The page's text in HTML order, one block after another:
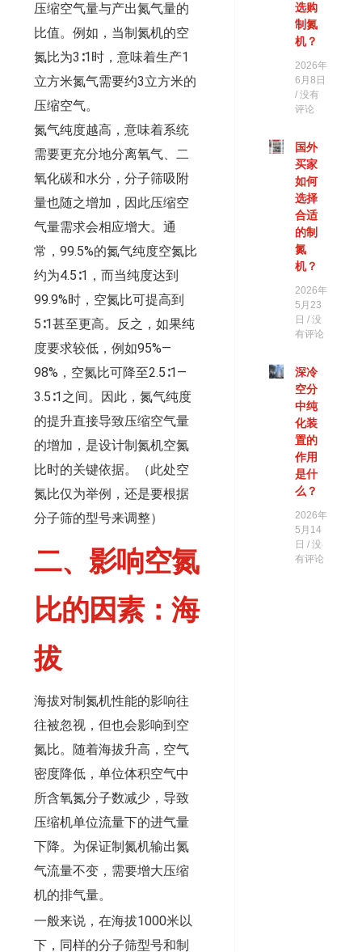
压缩空气量与产出氮气量的
比值。例如，当制氮机的空
氮比为3∶1时，意味着生产1
立方米氮气需要约3立方米的
压缩空气。
氮气纯度越高，意味着系统
需要更充分地分离氧气、二
氧化碳和水分，分子筛吸附
量也随之增加，因此压缩空
气量需求会相应增大。通
常，99.5%的氮气纯度空氮比
约为4.5∶1，而当纯度达到
99.9%时，空氮比可提高到
5∶1甚至更高。反之，如果纯
度要求较低，例如95%—
98%，空氮比可降至2.5∶1—
3.5∶1之间。因此，氮气纯度
的提升直接导致压缩空气量
的增加，是设计制氮机空氮
比时的关键依据。（此处空
氮比仅为举例，还是要根据
分子筛的型号来调整）
二、 影响空氮
比的因素：海
拔
海拔对制氮机性能的影响往
往被忽视，但也会影响到空
氮比。随着海拔升高，空气
密度降低，单位体积空气中
所含氧氮分子数减少，导致
压缩机单位流量下的进气量
下降。为保证制氮机输出氮
气流量不变，需要增大压缩
机的排气量。
一般来说，在海拔1000米以
下，同样的分子筛型号和制
选购
制氮
机？
2026年
6月8日
没有
评论
国外
买家
如何
选择
合适
的制
氮
机？
2026年
5月23
日 没
有评论
深冷
空分
中纯
化装
置的
作用
是什
么？
2026年
5月14
日 没
有评论